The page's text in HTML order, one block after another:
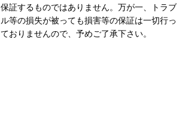
保証するものではありません。万が一、トラブ
ル等の損失が被っても損害等の保証は一切行っ
ておりませんので、予めご了承下さい。